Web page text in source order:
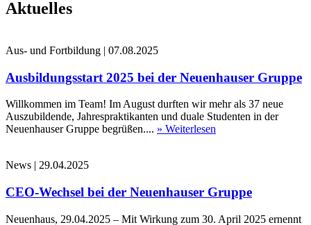
Aktuelles
Aus- und Fortbildung | 07.08.2025
Ausbildungsstart 2025 bei der Neuenhauser Gruppe
Willkommen im Team! Im August durften wir mehr als 37 neue
Auszubildende, Jahrespraktikanten und duale Studenten in der
Neuenhauser Gruppe begrüßen.... » Weiterlesen
News | 29.04.2025
CEO-Wechsel bei der Neuenhauser Gruppe
Neuenhaus, 29.04.2025 – Mit Wirkung zum 30. April 2025 ernennt